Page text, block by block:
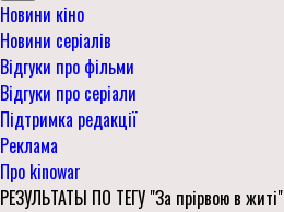
Новини кіно
Новини серіалів
Відгуки про фільми
Відгуки про серіали
Підтримка редакції
Реклама
Про kinowar
РЕЗУЛЬТАТЫ ПО ТЕГУ "За прірвою в житі"